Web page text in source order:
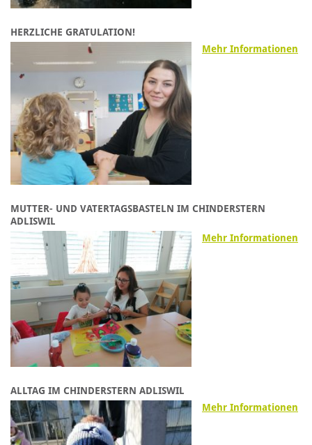
HERZLICHE GRATULATION!
Mehr Informationen
MUTTER- UND VATERTAGSBASTELN IM CHINDERSTERN
ADLISWIL
Mehr Informationen
ALLTAG IM CHINDERSTERN ADLISWIL
Mehr Informationen